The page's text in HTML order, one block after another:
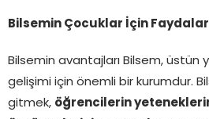
Bilsemin Çocuklar İçin
Bilsemin avantajları Bilsem, üstün
gelişimi için önemli bir kurumdur.
gitmek, öğrencilerin